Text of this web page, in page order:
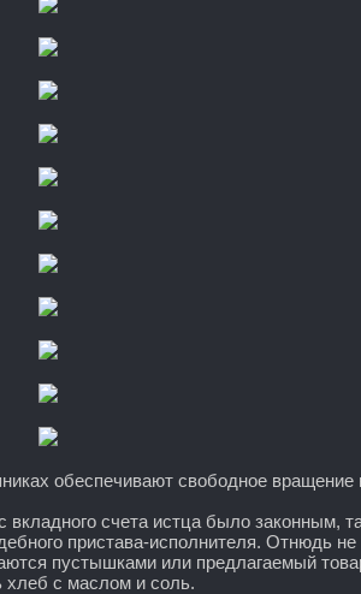
обеспечивают свободное вращение
счета истца было законным,
пристава-исполнителя. Отнюдь
пустышками или предлагаемый
хлеб с маслом и соль.